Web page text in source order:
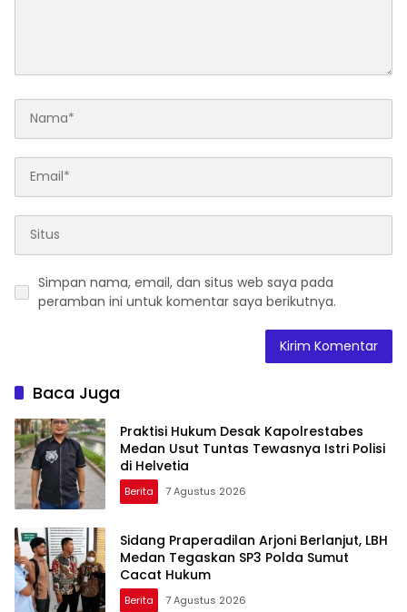
Simpan nama, email, dan situs web saya pada
peramban ini untuk komentar saya berikutnya.
Baca Juga
Praktisi Hukum Desak Kapolrestabes
Medan Usut Tuntas Tewasnya Istri Polisi
di Helvetia
Berita 7 Agustus 2026
Sidang Praperadilan Arjoni Berlanjut, LBH
Medan Tegaskan SP3 Polda Sumut
Cacat Hukum
Berita 7 Agustus 2026